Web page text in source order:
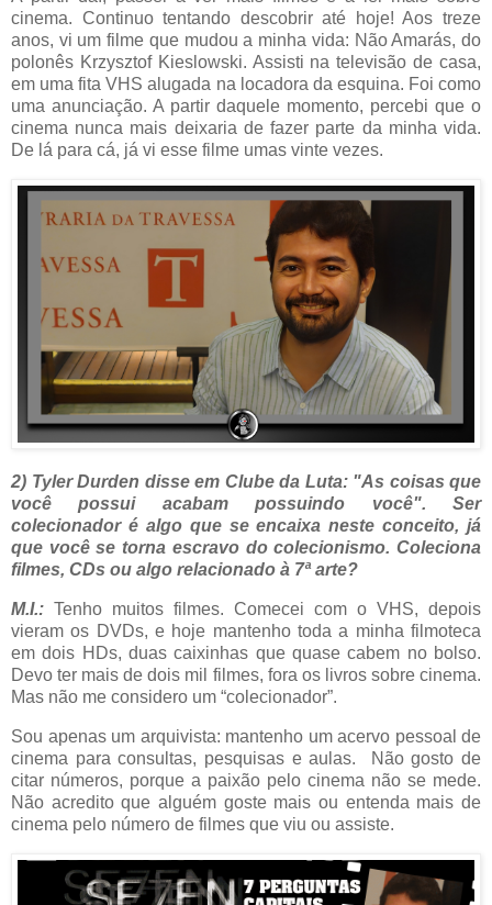
cinema. Continuo tentando descobrir até hoje! Aos treze
anos, vi um filme que mudou a minha vida: Não Amarás, do
polonês Krzysztof Kieslowski. Assisti na televisão de casa,
em uma fita VHS alugada na locadora da esquina. Foi como
uma anunciação. A partir daquele momento, percebi que o
cinema nunca mais deixaria de fazer parte da minha vida.
De lá para cá, já vi esse filme umas vinte vezes.
2) Tyler Durden disse em Clube da Luta: "As coisas que
você possui acabam possuindo você". Ser
colecionador é algo que se encaixa neste conceito, já
que você se torna escravo do colecionismo. Coleciona
filmes, CDs ou algo relacionado à 7ª arte?
M.I.: Tenho muitos filmes. Comecei com o VHS, depois
vieram os DVDs, e hoje mantenho toda a minha filmoteca
em dois HDs, duas caixinhas que quase cabem no bolso.
Devo ter mais de dois mil filmes, fora os livros sobre cinema.
Mas não me considero um “colecionador”.
Sou apenas um arquivista: mantenho um acervo pessoal de
cinema para consultas, pesquisas e aulas. Não gosto de
citar números, porque a paixão pelo cinema não se mede.
Não acredito que alguém goste mais ou entenda mais de
cinema pelo número de filmes que viu ou assiste.